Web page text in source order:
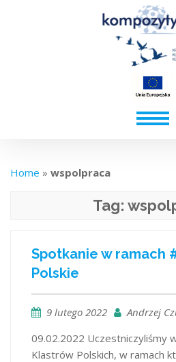
Home » wspolpraca
Tag:
Spotkanie w ramach
Polskie
9 lutego 2022
Andrzej
09.02.2022 Uczestniczyliśmy
Klastrów Polskich, w ramach